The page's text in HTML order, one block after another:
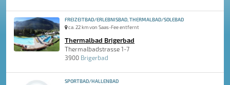
FREIZEITBAD/ERLEBNISBAD, THERMALBAD/SOLEBAD
ca. 22 km von Saas-Fee entfernt
Thermalbad Brigerbad
Thermalbadstrasse 1-7
3900 Brigerbad
SPORTBAD/HALLENBAD